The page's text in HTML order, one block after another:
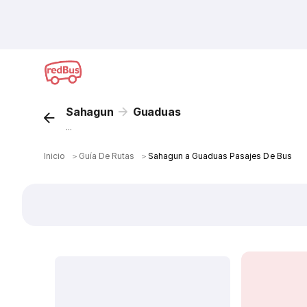
Sahagun Guaduas
...
Inicio ＞ Guía De Rutas ＞ Sahagun a Guaduas Pasajes De Bus